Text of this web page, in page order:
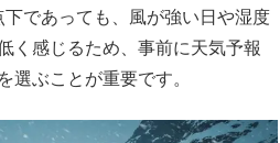
下であっても、風が強い日や湿度
く感じるため、事前に天気予報
選ぶことが重要です。